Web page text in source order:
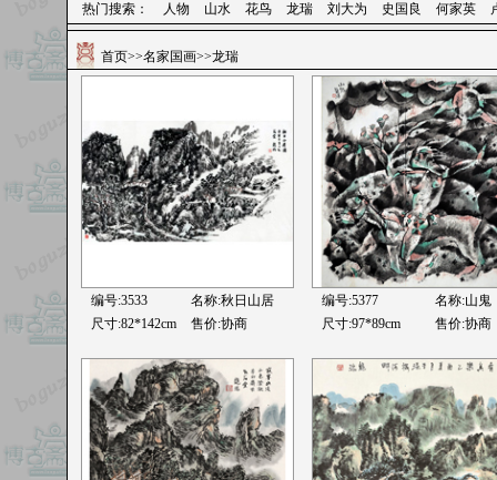
热门搜索： 人物 山水 花鸟 龙瑞 刘大为 史国良 何家英
首页>>名家国画>>龙瑞
编号:3533 名称:秋日山居
尺寸:82*142cm
售价:协商
编号:5377 名称:山鬼
尺寸:97*89cm
售价:协商